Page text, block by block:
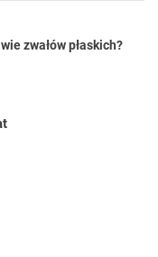
zwałów płaskich?